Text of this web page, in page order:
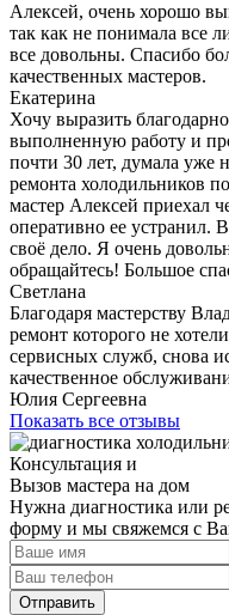
Алексей, очень хорошо
так как не понимала все
все довольны. Спасибо
качественных мастеров.
Екатерина
Хочу выразить
выполненную работу и
почти 30 лет, думала уже
ремонта холодильников
мастер Алексей приехал
оперативно ее
своё дело. Я очень
обращайтесь! Большое
Светлана
Благодаря мастерству
ремонт которого не
сервисных служб, снова
качественное
Юлия Сергеевна
Показать все отзывы
Консультация и
Вызов мастера на дом
Нужна диагностика или
форму и мы свяжемся с
Отправить